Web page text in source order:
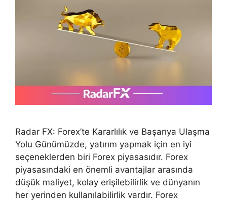
Radar FX: Forex’te Kararlılık ve Başarıya Ulaşma
Yolu Günümüzde, yatırım yapmak için en iyi
seçeneklerden biri Forex piyasasıdır. Forex
piyasasındaki en önemli avantajlar arasında
düşük maliyet, kolay erişilebilirlik ve dünyanın
her yerinden kullanılabilirlik vardır. Forex